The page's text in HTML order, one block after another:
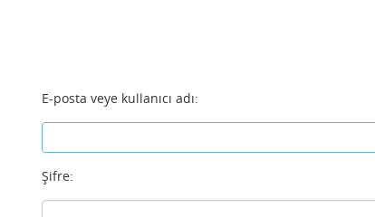
E-posta veye kullanıcı adı:
Şifre: